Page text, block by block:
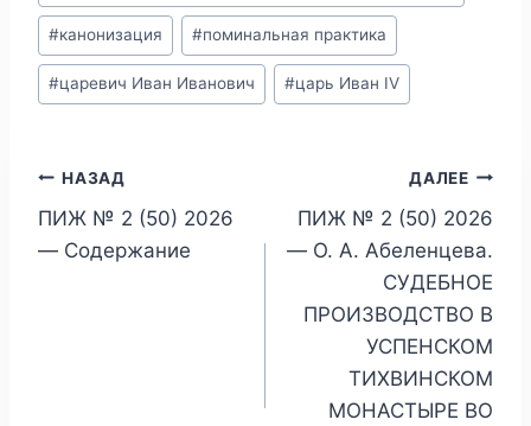
#канонизация #поминальная практика
#царевич Иван Иванович #царь Иван IV
Навигация
по
НАЗАД
ПИЖ № 2 (50) 2026
— Содержание
ДАЛЕЕ
ПИЖ № 2 (50) 2026
— О. А. Абеленцева.
СУДЕБНОЕ
ПРОИЗВОДСТВО В
УСПЕНСКОМ
ТИХВИНСКОМ
МОНАСТЫРЕ ВО